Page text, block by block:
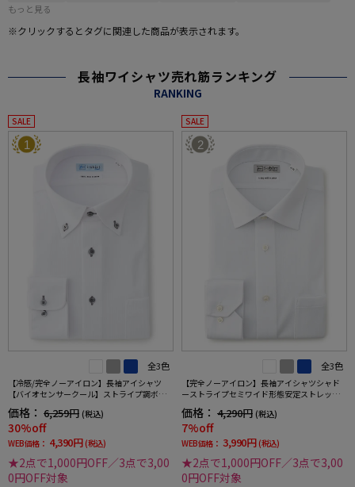
もっと見る
※クリックするとタグに関連した商品が表示されます。
長袖ワイシャツ売れ筋ランキング
RANKING
SALE
1
全3色
【冷感/完全ノーアイロン】長袖アイシャツ
【バイオセンサークール】ストライプ調ボタ
ンダウンストライプ形態安定ストレッチ防汚
効果吸汗速乾ワイシャツ春夏
価格： 6,259円 (税込)
30%off
WEB価格： 4,390円 (税込)
★2点で1,000円OFF／3点で3,00
0円OFF対象
SALE
2
全3色
【完全ノーアイロン】長袖アイシャツシャド
ーストライプセミワイド形態安定ストレッチ
吸汗速乾ワイシャツ通年
価格： 4,290円 (税込)
7%off
WEB価格： 3,990円 (税込)
★2点で1,000円OFF／3点で3,00
0円OFF対象